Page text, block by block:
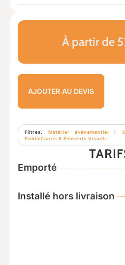
À partir de
AJOUTER AU DEVIS
Filtres:Matériel événementiel
Publicitaires & Éléments Visuels
Emporté
Installé hors livraison